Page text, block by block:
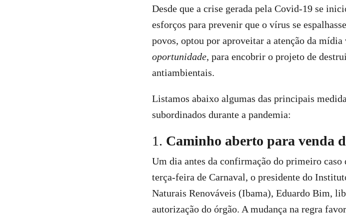
Desde que a crise gerada pela Covid-19 se
esforços para prevenir que o vírus se
povos, optou por aproveitar a atenção da
oportunidade, para encobrir o projeto de
antiambientais.
Listamos abaixo algumas das principais
subordinados durante a pandemia:
1. Caminho aberto para venda
Um dia antes da confirmação do primeiro
terça-feira de Carnaval, o presidente do
Naturais Renováveis (Ibama), Eduardo Bim,
autorização do órgão. A mudança na regra